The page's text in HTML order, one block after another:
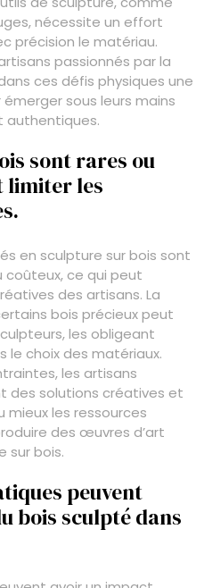
nécessite un effort
précision le matériau.
passionnés par la
ces défis physiques une
sous leurs mains
authentiques.
sont rares ou
limiter les
en sculpture sur bois sont
coûteux, ce qui peut
des artisans. La
bois précieux peut
les obligeant
le choix des matériaux.
les artisans
des solutions créatives et
mieux les ressources
des œuvres d’art
sur bois.
peuvent
bois sculpté dans